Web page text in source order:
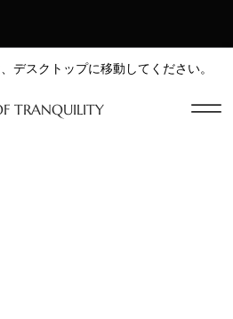
デスクトップに移動してください。